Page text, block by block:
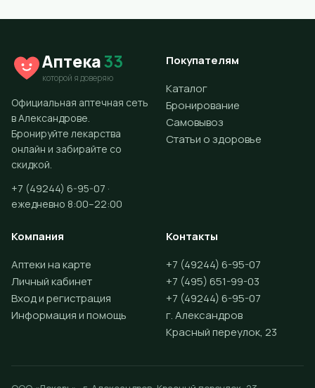
Аптека33
которой я доверяю
Официальная аптечная сеть
в Александрове.
Бронируйте лекарства
онлайн и забирайте со
скидкой.
+7 (49244) 6-95-07 ·
ежедневно 8:00–22:00
Покупателям
Каталог
Бронирование
Самовывоз
Статьи о здоровье
Компания
Аптеки на карте
Личный кабинет
Вход и регистрация
Информация и помощь
Контакты
+7 (49244) 6-95-07
+7 (495) 651-99-03
+7 (49244) 6-95-07
г. Александров
Красный переулок, 23